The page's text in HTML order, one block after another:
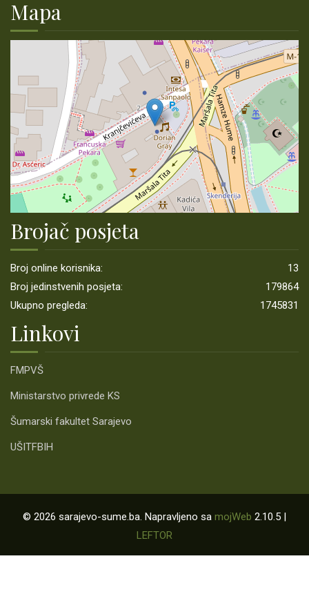
Mapa
Brojač posjeta
Broj online korisnika:
13
Broj jedinstvenih posjeta:
179864
Ukupno pregleda:
1745831
Linkovi
FMPVŠ
Ministarstvo privrede KS
Šumarski fakultet Sarajevo
UŠITFBIH
© 2026 sarajevo-sume.ba. Napravljeno sa mojWeb 2.10.5 |
LEFTOR